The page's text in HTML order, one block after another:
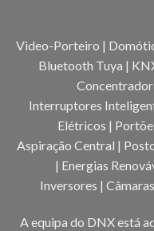
Video-Porteiro |
Bluetooth Tuya |
Interruptores
Elétricos |
Aspiração Central |
| Energias
Inversores |
A equipa do DNX está